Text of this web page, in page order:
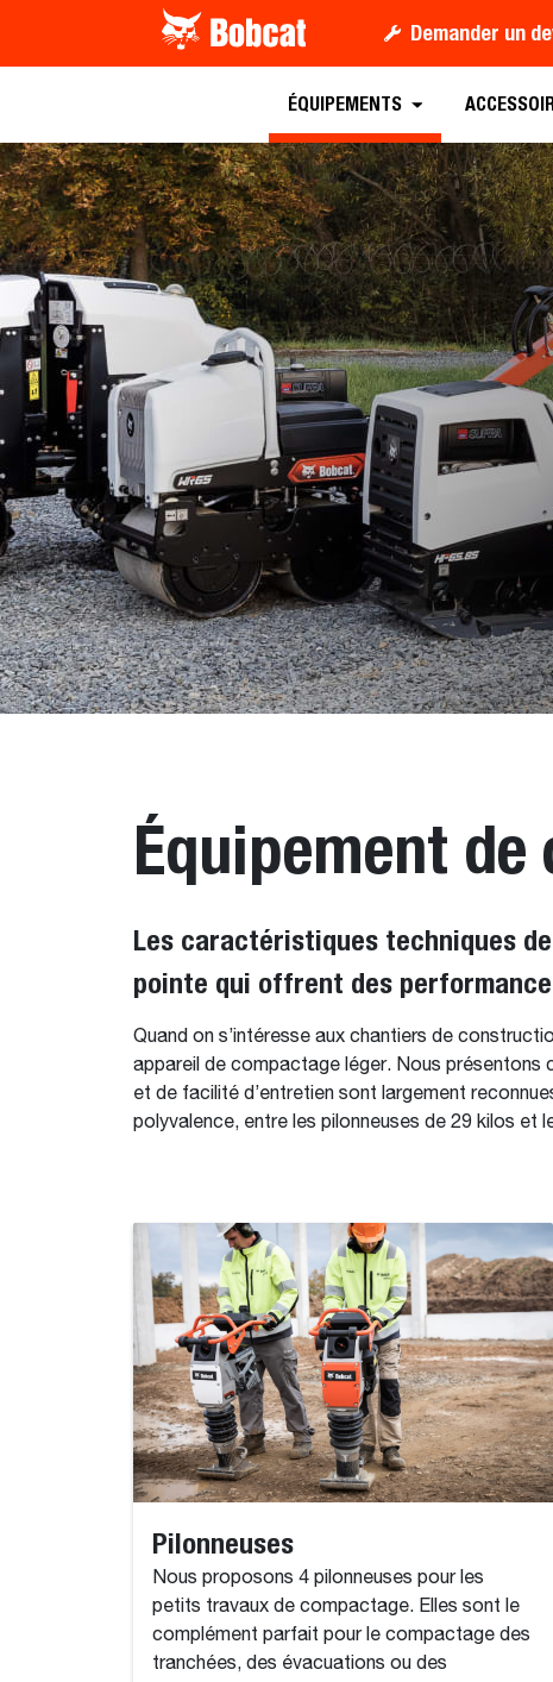
Demander un
ÉQUIPEMENTS
Équipement
Les caractéristiques techniques
pointe qui offrent des
Quand on s’intéresse aux chantiers de
appareil de compactage léger. Nous présentons
et de facilité d’entretien sont largement
polyvalence, entre les pilonneuses de 29 kilos et
Pilonneuses
Nous proposons 4 pilonneuses pour les
petits travaux de compactage. Elles sont le
complément parfait pour le compactage des
tranchées, des évacuations ou des
Télécharger la